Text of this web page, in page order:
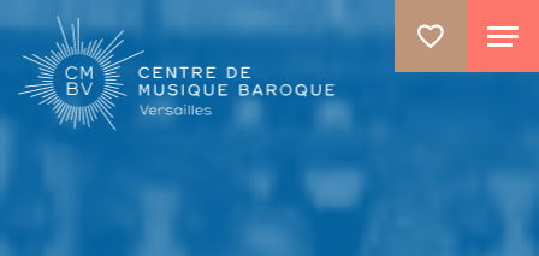
ALLER AU CONTENU PRINCIPAL